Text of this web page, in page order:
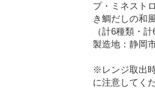
プ・ミネスト
き鯛だしの和
（計6種類・計
製造地：静岡
※レンジ取出
に注意してく